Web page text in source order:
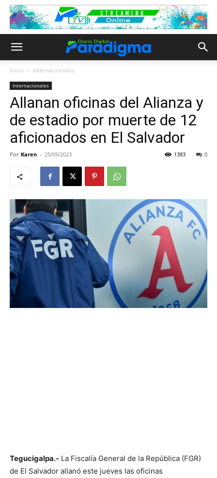
Inicio Internacionales
Internacionales
Allanan oficinas del Alianza y
de estadio por muerte de 12
aficionados en El Salvador
Por Karen - 25/05/2023 0
1383
Tegucigalpa.- La Fiscalía General de la República (FGR)
de El Salvador allanó este jueves las oficinas